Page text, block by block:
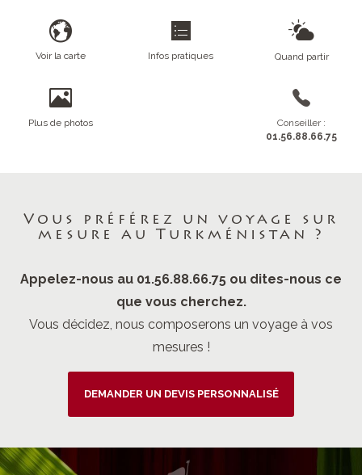
Voir la carte Infos pratiques Quand partir
Plus de photos
Conseiller :
01.56.88.66.75
Vous préférez un voyage sur
mesure au Turkménistan ?
Appelez-nous au 01.56.88.66.75 ou dites-nous ce
que vous cherchez.
Vous décidez, nous composerons un voyage à vos
mesures !
DEMANDER UN DEVIS PERSONNALISÉ